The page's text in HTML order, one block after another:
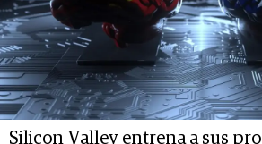
Silicon Valley entrena a sus